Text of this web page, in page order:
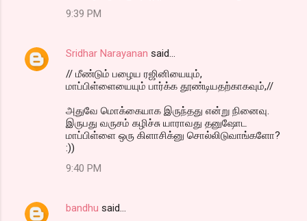
9:39 PM
Sridhar Narayanan said…
// மீண்டும் பழைய ரஜினியையும்,
மாப்பிள்ளையையும் பார்க்க தூண்டியதற்காகவும்,//
அதுவே மொக்கையாக இருந்தது என்று நினைவு.
இருபது வருசம் கழிச்சு யாராவது தனுஷோட
மாப்பிள்ளை ஒரு கிளாசிக்னு சொல்லிடுவாங்களோ?
:))
9:40 PM
bandhu said…